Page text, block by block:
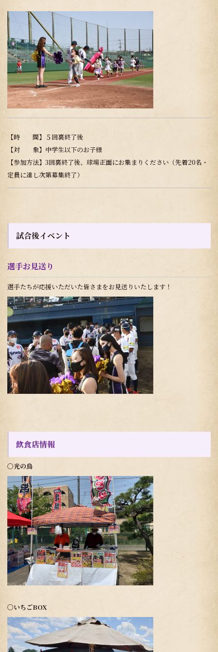
【時 間】５回裏終了後
【対 象】中学生以下のお子様
【参加方法】3回裏終了後、球場正面にお集まりください（先着20名・
定員に達し次第募集終了）
試合後イベント
選手お見送り
選手たちが応援いただいた皆さまをお見送りいたします！
飲食店情報
〇光の鳥
〇いちごBOX